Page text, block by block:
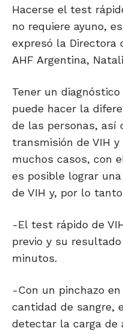
Hacerse el test
no requiere ayuno,
expresó la Directora
AHF Argentina,
Tener un
puede hacer la
de las personas, así
transmisión de VIH
muchos casos, con
es posible lograr
de VIH y, por lo
-El test rápido de
previo y su
minutos.
-Con un pinchazo
cantidad de sangre,
detectar la carga de